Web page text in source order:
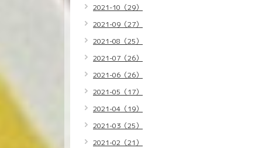
2021-10（29）
2021-09（27）
2021-08（25）
2021-07（26）
2021-06（26）
2021-05（17）
2021-04（19）
2021-03（25）
2021-02（21）